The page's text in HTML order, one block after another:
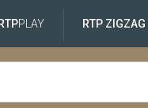
RTPPLAY RTP ZIGZAG